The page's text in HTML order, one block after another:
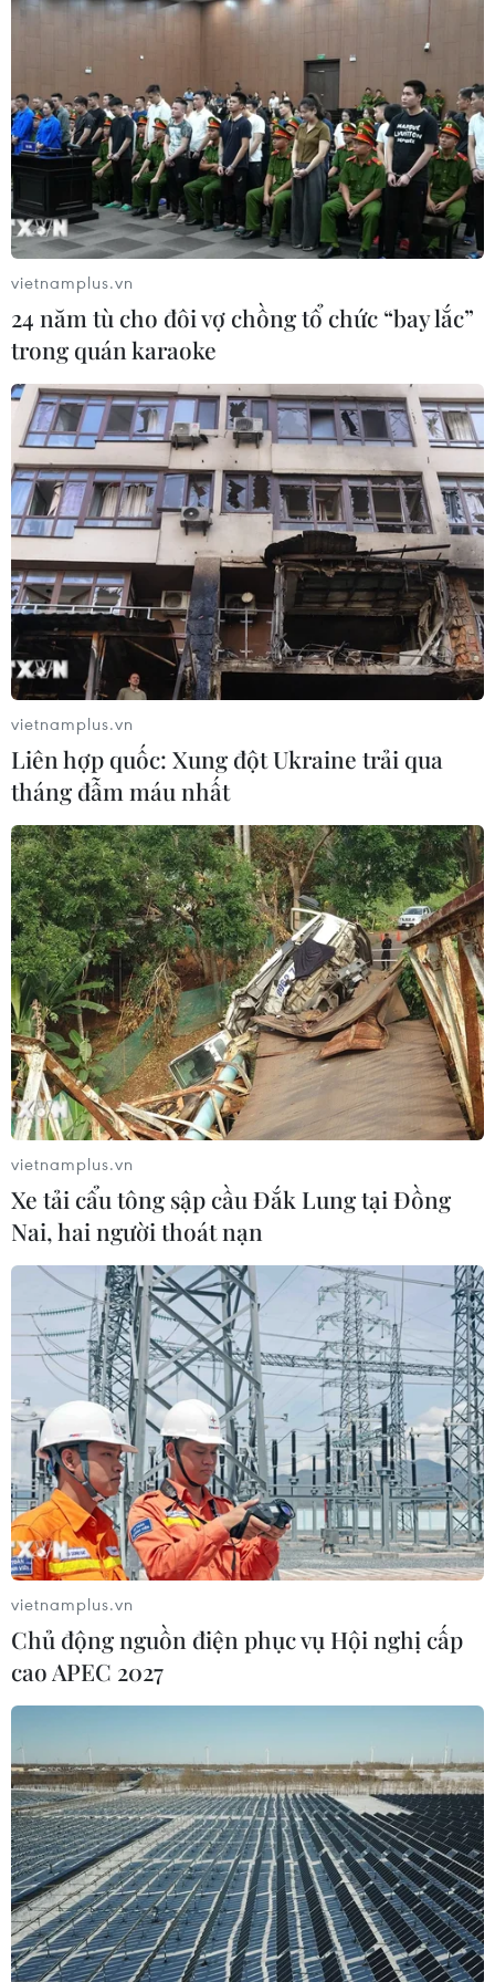
TIN CÙNG CHUYÊN MỤC
Iran cảnh báo đáp trả nhằm vào hạ
tầng năng lượng khu vực nếu bị tấn
công
06/08/2026 04:37
vietnamplus.vn
24 năm tù cho đôi vợ chồng tổ chức “bay lắc”
trong quán karaoke
vietnamplus.vn
Liên hợp quốc: Xung đột Ukraine trải qua
tháng đẫm máu nhất
vietnamplus.vn
Xe tải cẩu tông sập cầu Đắk Lung tại Đồng
Nai, hai người thoát nạn
vietnamplus.vn
Chủ động nguồn điện phục vụ Hội nghị cấp
cao APEC 2027